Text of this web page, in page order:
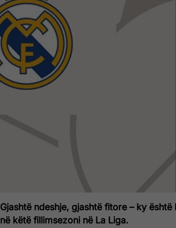
Gjashtë ndeshje, gjashtë fitore – ky
në këtë fillimsezoni në La Liga.